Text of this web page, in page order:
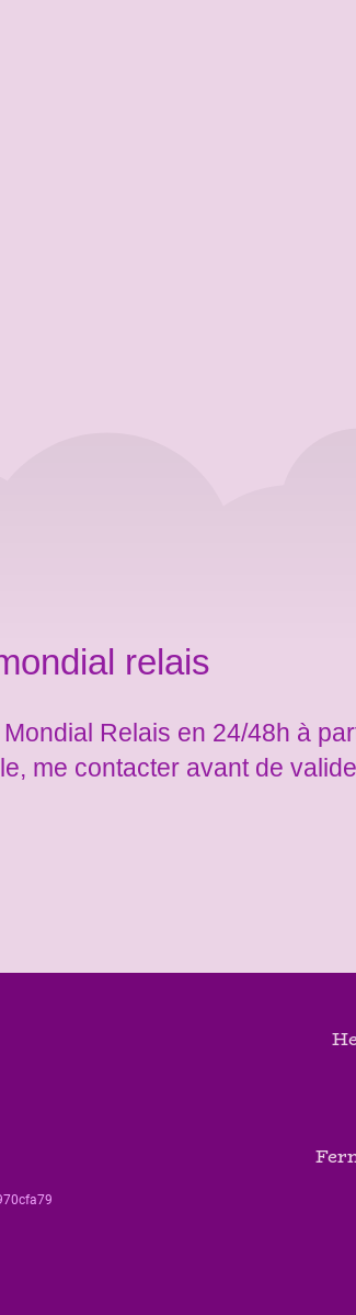
relais
Relais en 24/48h à
me contacter avant de